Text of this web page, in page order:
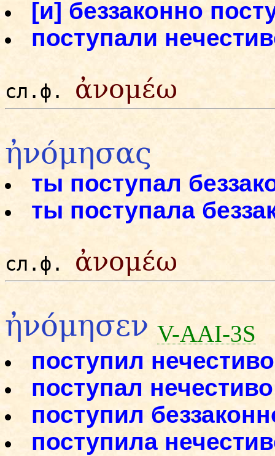
[и] беззаконно
поступали
сл.ф. ἀνομέω
ἠνόμησας
ты поступал
ты поступала
сл.ф. ἀνομέω
ἠνόμησεν V-AAI-3S
поступил нечестиво
поступал нечестиво
поступил
поступила